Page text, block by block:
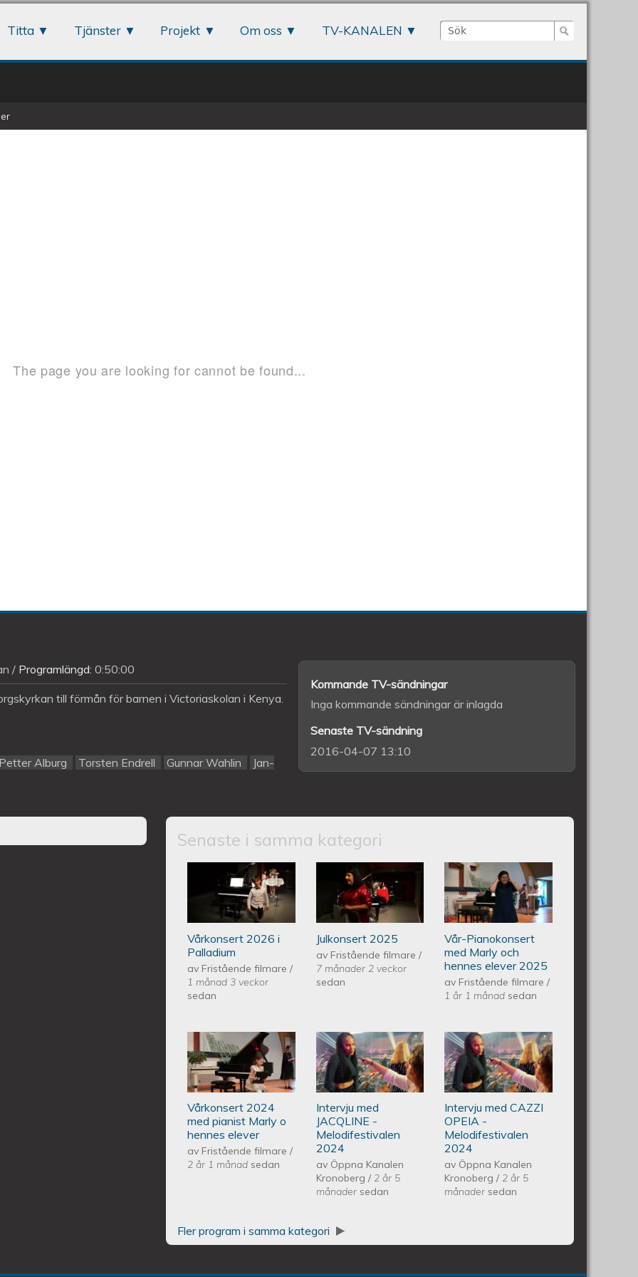
Sökformulär
Sök
Titta Tjänster Projekt Om oss TV-KANALEN
Programlängd: 0:50:00
till förmån för barnen i Victoriaskolan i Kenya.
Petter Alburg Torsten Endrell Gunnar Wahlin
Jan-
Kommande TV-sändningar
Inga kommande sändningar är inlagda
Senaste TV-sändning
2016-04-07 13:10
Senaste i samma kategori
Piano Marly Azevedo Andersson Vårkonsert
PALLADIUM 2026 06 10
Vårkonsert 2026 i
Palladium
av Fristående filmare/
1 månad 3 veckor
sedan
Piano Marly Azevedo Andersson
Julkonsert PALLADIUM 251206
Julkonsert 2025
av Fristående filmare /
7 månader 2 veckor
sedan
Piano Marly
Azevedo
Andersson
Vårkonsert
250607
Vår-Pianokonsert
med Marly och
hennes elever 2025
av Fristående filmare/
1 år 1 månad sedan
Piano Marly Azevedo Andersson Vårkonsert
EQUMENIAkyrkan 240608
Vårkonsert 2024
med pianist Marly o
hennes elever
av Fristående filmare/
2 år 1 månad sedan
Intervju med JACQLINE -
Melodifestivalen 2024
Intervju med
JACQLINE -
Melodifestivalen
2024
av Öppna Kanalen
Kronoberg / 2 år 5
månadersedan
Intervju med
CAZZI OPEIA -
Melodifestivalen
2024
Intervju med CAZZI
OPEIA -
Melodifestivalen
2024
av Öppna Kanalen
Kronoberg/ 2 år 5
månader sedan
Fler program i samma kategori